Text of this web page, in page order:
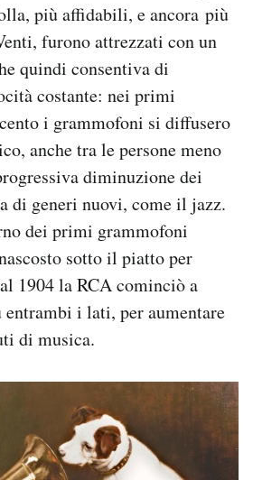
più affidabili, e ancora più
furono attrezzati con un
quindi consentiva di
costante: nei primi
i grammofoni si diffusero
anche tra le persone meno
diminuzione dei
di generi nuovi, come il jazz.
dei primi grammofoni
sotto il piatto per
1904 la RCA cominciò a
i lati, per aumentare
di musica.